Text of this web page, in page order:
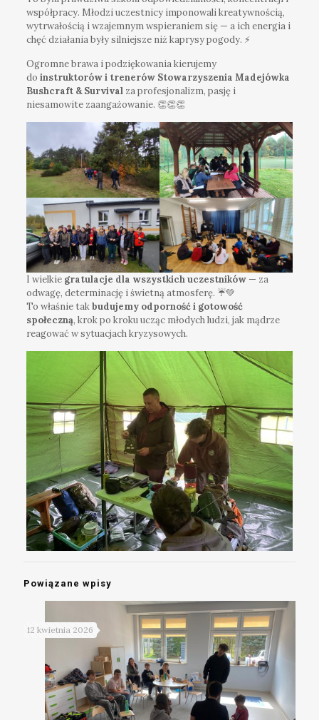
współpracy. Młodzi uczestnicy imponowali kreatywnością,
wytrwałością i wzajemnym wspieraniem się — a ich energia i
chęć działania były silniejsze niż kaprysy pogody. ⚡
Ogromne brawa i podziękowania kierujemy
do instruktorów i trenerów Stowarzyszenia Madejówka
Bushcraft & Survivalza profesjonalizm, pasję i
niesamowite zaangażowanie. 👏👏👏
I wielkie gratulacje dla wszystkich uczestników— za
odwagę, determinację i świetną atmosferę. ☔💚
To właśnie takbudujemy odporność i gotowość
społeczną, krok po kroku ucząc młodych ludzi, jak mądrze
reagować w sytuacjach kryzysowych.
Powiązane wpisy
12 kwietnia 2026